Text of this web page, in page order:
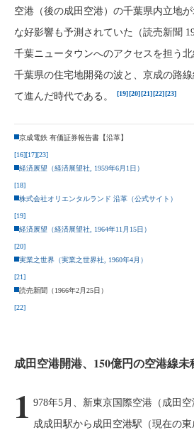
空港（後の成田空港）の千葉県内立地
な好影響も予測されていた（読売新聞
千葉ニュータウンへのアクセスを担う北
千葉県の住宅地開発の波と、京成の路
て進んだ時代である。
[19][20][21][22][23]
京成電鉄 有価証券報告書【沿革】
[16][17][23]
経済展望（経済展望社, 1959年6月1日）
[18]
株式会社オリエンタルランド 沿革（公式サイト）
[19]
経済展望（経済展望社, 1964年11月15日）
[20]
実業之世界（実業之世界社, 1960年4月）
[21]
読売新聞（1966年2月25日）
[22]
成田空港開港、150億円の空港線
1 978年5月、新東京国際空港（成田
成成田駅から成田空港駅（現在の